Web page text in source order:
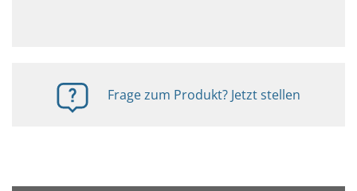
Frage zum Produkt? Jetzt stellen